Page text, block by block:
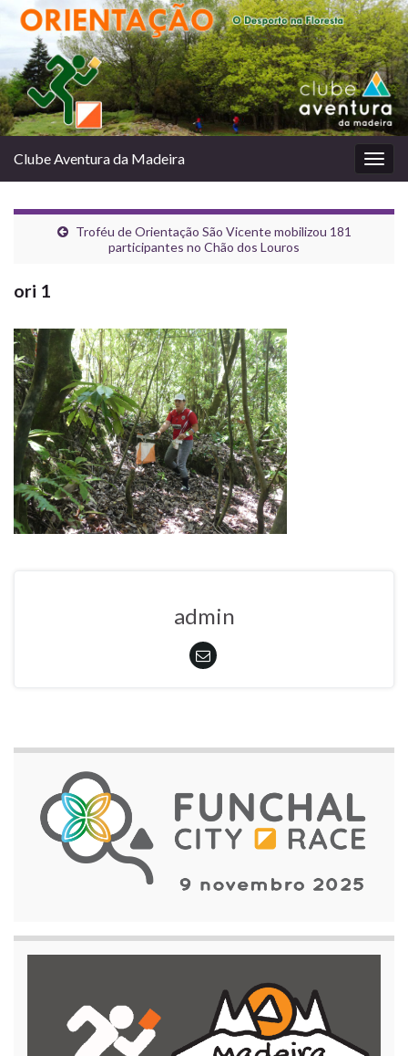
Clube Aventura da Madeira
Troféu de Orientação São Vicente mobilizou 181
participantes no Chão dos Louros
ori 1
admin